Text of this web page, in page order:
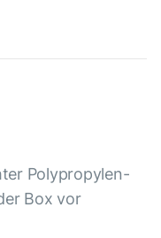
Polypropylen-
Box vor